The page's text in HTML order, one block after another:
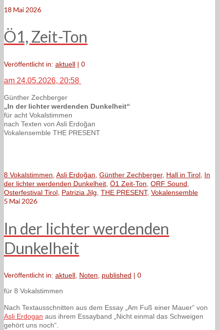
18 Mai 2026
Ö1, Zeit-Ton
Veröffentlicht in: aktuell | 0
am 24.05.2026, 20:58
Günther Zechberger
„In der lichter werdenden Dunkelheit“
für acht Vokalstimmen
nach Texten von Asli Erdoğan
Vokalensemble THE PRESENT
8 Vokalstimmen Asli Erdoğan Günther Zechberger, Hall in Tirol In
der lichter werdenden Dunkelheit Ö1 Zeit-Ton ORF Sound
Osterfestival Tirol Patrizia Jilg THE PRESENT, Vokalensemble
5 Mai 2026
In der lichter werdenden
Dunkelheit
Veröffentlicht in: aktuell Noten published | 0
für 8 Vokalstimmen
Nach Textausschnitten aus dem Essay „Am Fuß einer Mauer“ von
Asli Erdogan aus ihrem Essayband „Nicht einmal das Schweigen
gehört uns noch“.